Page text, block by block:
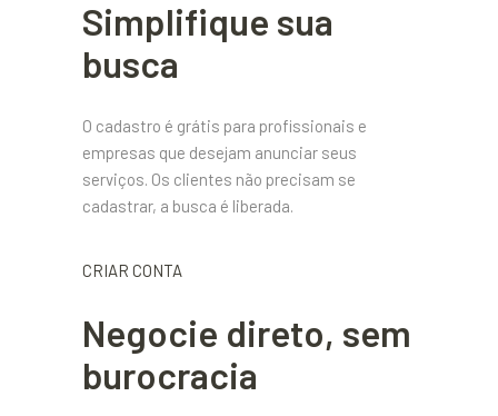
Simplifique sua
busca
O cadastro é grátis para profissionais e
empresas que desejam anunciar seus
serviços. Os clientes não precisam se
cadastrar, a busca é liberada.
CRIAR CONTA
Negocie direto, sem
burocracia